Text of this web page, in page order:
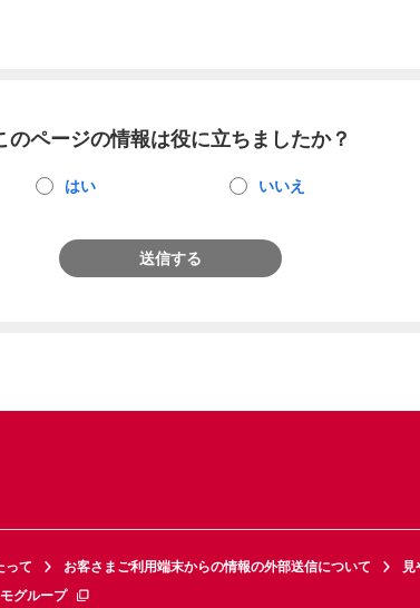
のページの情報は役に立ちましたか？
はい いいえ
送信する
って お客さまご利用端末からの情報の外部送信について
見
グループ